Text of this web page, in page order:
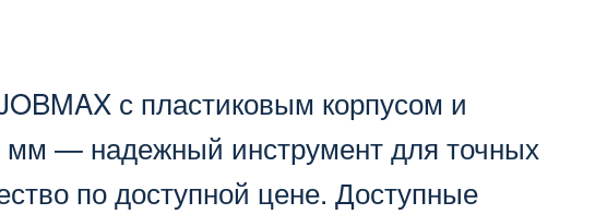
с пластиковым корпусом и
— надежный инструмент для точных
по доступной цене. Доступные